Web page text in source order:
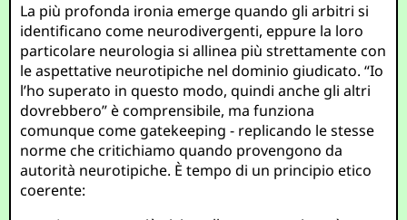
La più profonda ironia emerge quando gli arbitri si
identificano come neurodivergenti, eppure la loro
particolare neurologia si allinea più strettamente con
le aspettative neurotipiche nel dominio giudicato. “Io
l’ho superato in questo modo, quindi anche gli altri
dovrebbero” è comprensibile, ma funziona
comunque come gatekeeping - replicando le stesse
norme che critichiamo quando provengono da
autorità neurotipiche. È tempo di un principio etico
coerente: